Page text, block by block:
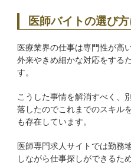
医師バイトの選び
医療業界の仕事は専門性が高
外来やきめ細かな対応をする
す。
こうした事情を解消すべく、
落したのでこれまでのスキル
も存在しています。
医師専門求人サイトでは勤務
しながら仕事探しができるた